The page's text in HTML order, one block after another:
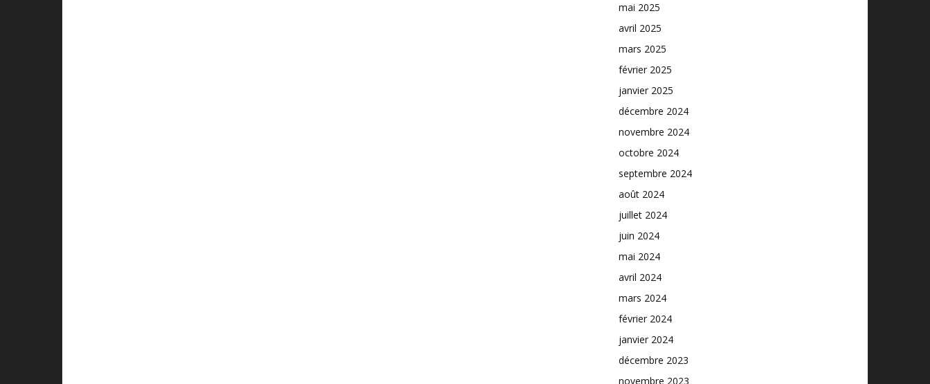
mai 2025
avril 2025
mars 2025
février 2025
janvier 2025
décembre 2024
novembre 2024
octobre 2024
septembre 2024
août 2024
juillet 2024
juin 2024
mai 2024
avril 2024
mars 2024
février 2024
janvier 2024
décembre 2023
novembre 2023